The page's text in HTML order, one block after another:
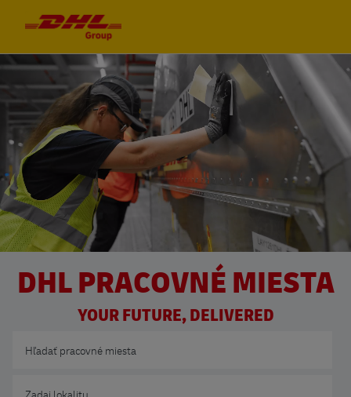
-
-
DHL PRACOVNÉ MIESTA
YOUR FUTURE, DELIVERED